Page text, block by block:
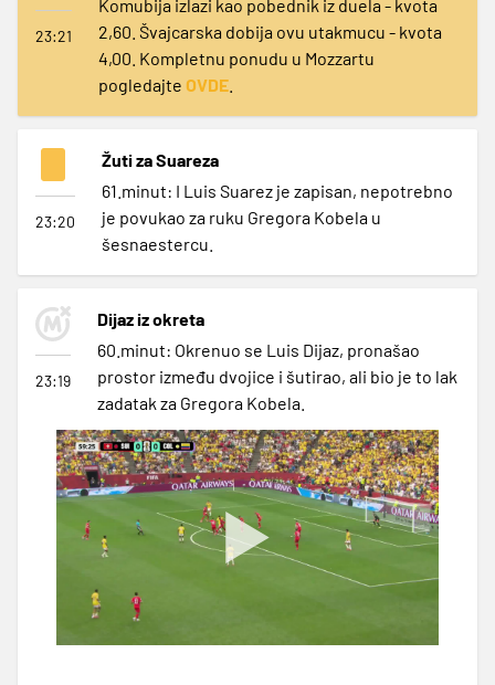
23:21
Komubija izlazi kao pobednik iz duela - kvota
2,60. Švajcarska dobija ovu utakmucu - kvota
4,00. Kompletnu ponudu u Mozzartu
pogledajte OVDE
23:20
Žuti za Suareza
61.minut: I Luis Suarez je zapisan, nepotrebno
je povukao za ruku Gregora Kobela u
šesnaestercu.
23:19
Dijaz iz okreta
60.minut: Okrenuo se Luis Dijaz, pronašao
prostor između dvojice i šutirao, ali bio je to lak
zadatak za Gregora Kobela.